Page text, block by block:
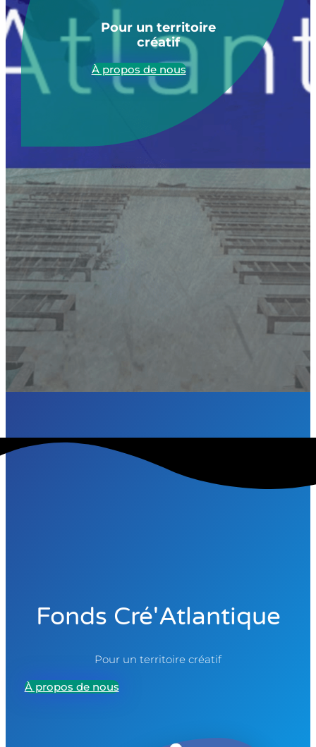
Pour un territoire
créatif
À propos de nous
Fonds Cré'Atlantique
Pour un territoire créatif
À propos de nous